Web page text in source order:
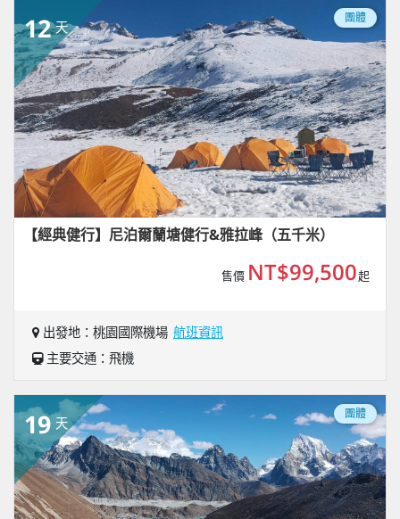
12 天
團體
【經典健行】尼泊爾蘭塘健行&雅拉峰（五千米）
售價 NT$99,500起
出發地：桃園國際機場 航班資訊
主要交通：飛機
19 天
團體